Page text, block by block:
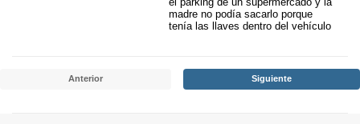
madre no podía sacarlo porque
tenía las llaves dentro del vehículo
Anterior Siguiente